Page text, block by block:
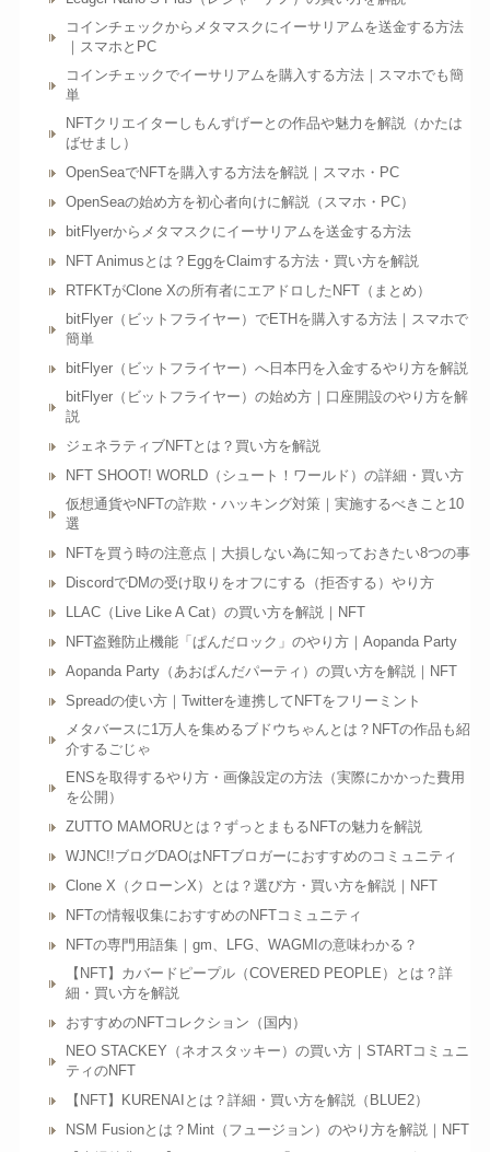
コインチェックからメタマスクにイーサリアムを送金する方法
｜スマホとPC
コインチェックでイーサリアムを購入する方法｜スマホでも簡
単
NFTクリエイターしもんずげーとの作品や魅力を解説（かたは
ばせまし）
OpenSeaでNFTを購入する方法を解説｜スマホ・PC
OpenSeaの始め方を初心者向けに解説（スマホ・PC）
bitFlyerからメタマスクにイーサリアムを送金する方法
NFT Animusとは？EggをClaimする方法・買い方を解説
RTFKTがClone Xの所有者にエアドロしたNFT（まとめ）
bitFlyer（ビットフライヤー）でETHを購入する方法｜スマホで
簡単
bitFlyer（ビットフライヤー）へ日本円を入金するやり方を解説
bitFlyer（ビットフライヤー）の始め方｜口座開設のやり方を解
説
ジェネラティブNFTとは？買い方を解説
NFT SHOOT! WORLD（シュート！ワールド）の詳細・買い方
仮想通貨やNFTの詐欺・ハッキング対策｜実施するべきこと10
選
NFTを買う時の注意点｜大損しない為に知っておきたい8つの事
DiscordでDMの受け取りをオフにする（拒否する）やり方
LLAC（Live Like A Cat）の買い方を解説｜NFT
NFT盗難防止機能「ぱんだロック」のやり方｜Aopanda Party
Aopanda Party（あおぱんだパーティ）の買い方を解説｜NFT
Spreadの使い方｜Twitterを連携してNFTをフリーミント
メタバースに1万人を集めるブドウちゃんとは？NFTの作品も紹
介するごじゃ
ENSを取得するやり方・画像設定の方法（実際にかかった費用
を公開）
ZUTTO MAMORUとは？ずっとまもるNFTの魅力を解説
WJNC!!ブログDAOはNFTブロガーにおすすめのコミュニティ
Clone X（クローンX）とは？選び方・買い方を解説｜NFT
NFTの情報収集におすすめのNFTコミュニティ
NFTの専門用語集｜gm、LFG、WAGMIの意味わかる？
【NFT】カバードピープル（COVERED PEOPLE）とは？詳
細・買い方を解説
おすすめのNFTコレクション（国内）
NEO STACKEY（ネオスタッキー）の買い方｜STARTコミュニ
ティのNFT
【NFT】KURENAIとは？詳細・買い方を解説（BLUE2）
NSM Fusionとは？Mint（フュージョン）のやり方を解説｜NFT